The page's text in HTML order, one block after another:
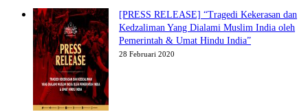
[PRESS RELEASE] “Tragedi Kekerasan dan
Kedzaliman Yang Dialami Muslim India oleh
Pemerintah & Umat Hindu India”
28 Februari 2020